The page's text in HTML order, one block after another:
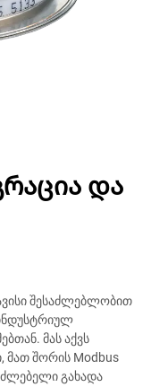
და
შესაძლებლობით
მას აქვს
მათ შორის Modbus
გახადა